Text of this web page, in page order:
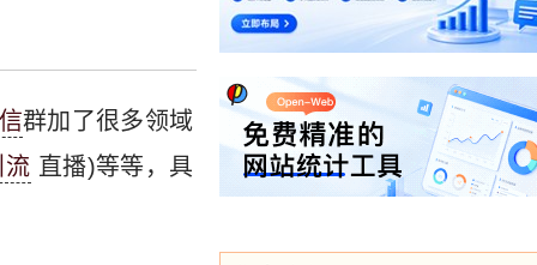
群加了很多领域
流 直播)等等，具